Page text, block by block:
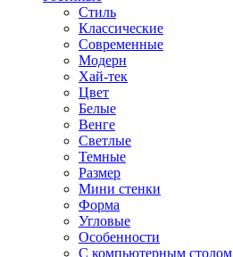
Стиль
Классические
Современные
Модерн
Хай-тек
Цвет
Белые
Венге
Светлые
Темные
Размер
Мини стенки
Форма
Угловые
Особенности
С компьютерным столом